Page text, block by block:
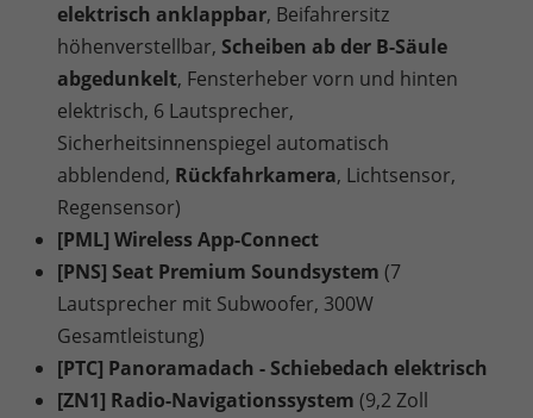
elektrisch anklappbar, Beifahrersitz
höhenverstellbar, Scheiben ab der B-Säule
abgedunkelt, Fensterheber vorn und hinten
elektrisch, 6 Lautsprecher,
Sicherheitsinnenspiegel automatisch
abblendend, Rückfahrkamera, Lichtsensor,
Regensensor)
[PML] Wireless App-Connect
[PNS] Seat Premium Soundsystem (7
Lautsprecher mit Subwoofer, 300W
Gesamtleistung)
[PTC] Panoramadach - Schiebedach elektrisch
[ZN1] Radio-Navigationssystem (9,2 Zoll